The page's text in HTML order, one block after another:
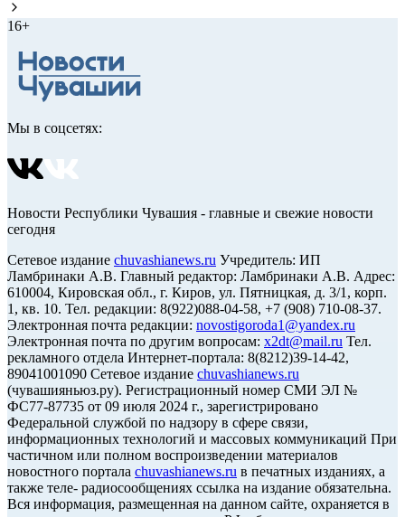
16+
Мы в соцсетях:
Новости Республики Чувашия - главные и свежие новости
сегодня
Сетевое издание chuvashianews.ru Учредитель: ИП
Ламбринаки А.В. Главный редактор: Ламбринаки А.В. Адрес:
610004, Кировская обл., г. Киров, ул. Пятницкая, д. 3/1, корп.
1, кв. 10. Тел. редакции: 8(922)088-04-58, +7 (908) 710-08-37.
Электронная почта редакции: novostigoroda1@yandex.ru
Электронная почта по другим вопросам: x2dt@mail.ru Тел.
рекламного отдела Интернет-портала: 8(8212)39-14-42,
89041001090 Сетевое издание chuvashianews.ru
(чувашияньюз.ру). Регистрационный номер СМИ ЭЛ №
ФС77-87735 от 09 июля 2024 г., зарегистрировано
Федеральной службой по надзору в сфере связи,
информационных технологий и массовых коммуникаций При
частичном или полном воспроизведении материалов
новостного портала chuvashianews.ru в печатных изданиях, а
также теле- радиосообщениях ссылка на издание обязательна.
Вся информация, размещенная на данном сайте, охраняется в